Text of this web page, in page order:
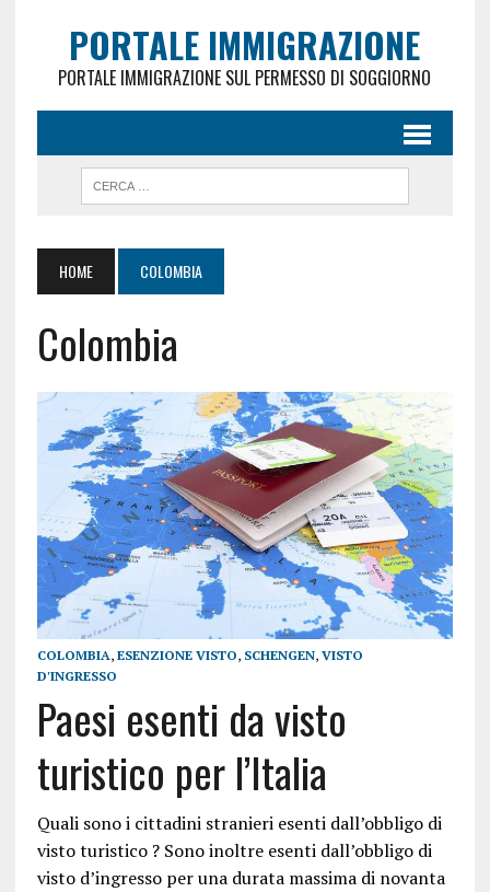
PORTALE IMMIGRAZIONE
PORTALE IMMIGRAZIONE SUL PERMESSO DI SOGGIORNO
HOME COLOMBIA
Colombia
COLOMBIA, ESENZIONE VISTO, SCHENGEN, VISTO
D'INGRESSO
Paesi esenti da visto
turistico per l’Italia
Quali sono i cittadini stranieri esenti dall’obbligo di
visto turistico ? Sono inoltre esenti dall’obbligo di
visto d’ingresso per una durata massima di novanta